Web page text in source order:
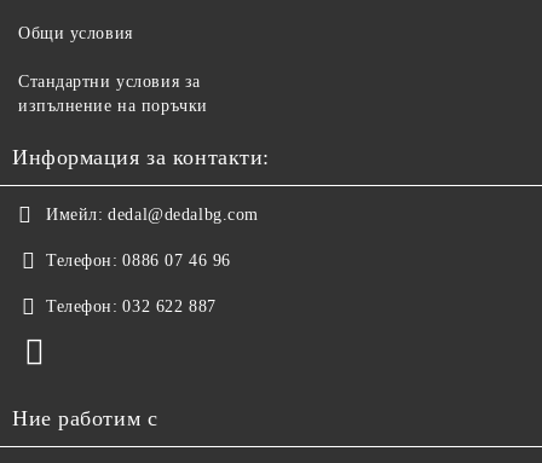
Общи условия
Стандартни условия за
изпълнение на поръчки
Информация за контакти:
Имейл: dedal@dedalbg.com
Телефон: 0886 07 46 96
Телефон: 032 622 887
Ние работим с